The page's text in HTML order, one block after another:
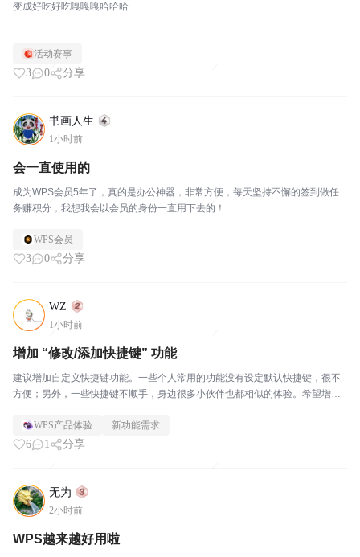
变成好吃好吃嘎嘎嘎哈哈哈
活动赛事
3 0 分享
书画人生
1小时前
会一直使用的
成为WPS会员5年了，真的是办公神器，非常方便，每天坚持不懈的签到做任
务赚积分，我想我会以会员的身份一直用下去的！
WPS会员
3 0 分享
WZ
1小时前
增加 “修改/添加快捷键” 功能
建议增加自定义快捷键功能。一些个人常用的功能没有设定默认快捷键，很不
方便；另外，一些快捷键不顺手，身边很多小伙伴也都相似的体验。希望增加
WPS产品体验
新功能需求
6 1 分享
无为
2小时前
WPS越来越好用啦